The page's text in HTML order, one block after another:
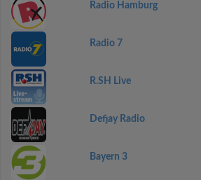
Radio Hamburg
Radio 7
R.SH Live
Defjay Radio
Bayern 3